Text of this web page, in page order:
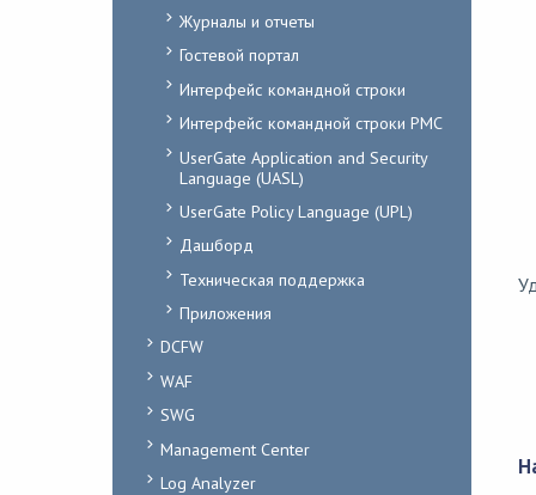
Журналы и отчеты
Гостевой портал
Интерфейс командной строки
Интерфейс командной строки PMC
UserGate Application and Security
Language (UASL)
UserGate Policy Language (UPL)
Дашборд
Техническая поддержка
Приложения
DCFW
WAF
SWG
Management Center
Log Analyzer